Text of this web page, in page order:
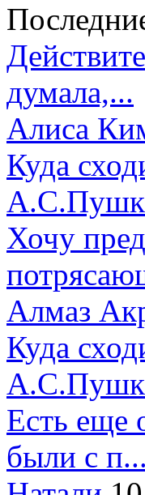
думала,...
Алиса
Куда
Хочу
Алмаз
Куда
Есть еще
были с п...